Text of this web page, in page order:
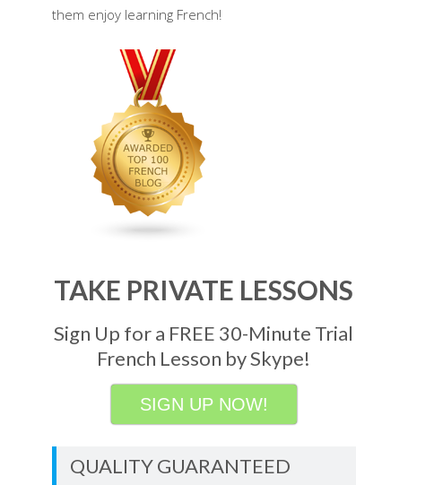
them enjoy learning French!
TAKE PRIVATE LESSONS
Sign Up for a FREE 30-Minute Trial
French Lesson by Skype!
SIGN UP NOW!
QUALITY GUARANTEED